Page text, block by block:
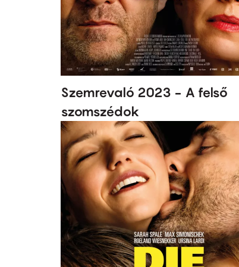
Szemrevaló 2023 - A felső
szomszédok